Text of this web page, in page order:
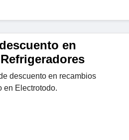
en
descuento en recambios
en Electrotodo.